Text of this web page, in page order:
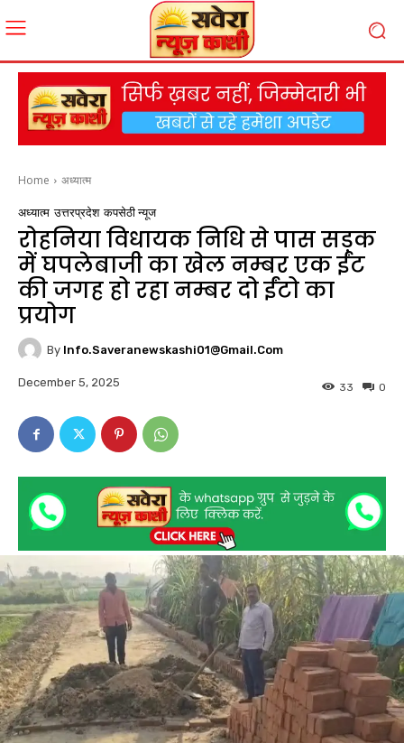
Home अध्यात्म
अध्यात्म उत्तरप्रदेश कपसेठी न्यूज
रोहनिया विधायक निधि से पास सड़क
में घपलेबाजी का खेल नम्बर एक ईंट
की जगह हो रहा नम्बर दो ईंटो का
प्रयोग
By Info.saveranewskashi01@gmail.com
December 5, 2025 0
33